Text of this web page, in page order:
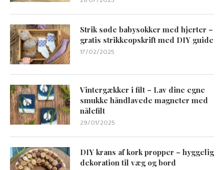
Strik søde babysokker med hjerter –
gratis strikkeopskrift med DIY guide
17/02/2025
Vintergækker i filt – Lav dine egne
smukke håndlavede magneter med
nålefilt
29/01/2025
DIY krans af kork propper – hyggelig
dekoration til væg og bord